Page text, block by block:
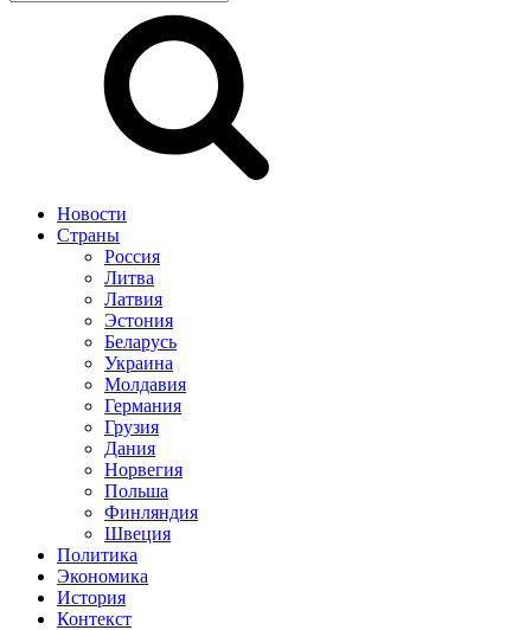
Новости
Страны
Россия
Литва
Латвия
Эстония
Беларусь
Украина
Молдавия
Германия
Грузия
Дания
Норвегия
Польша
Финляндия
Швеция
Политика
Экономика
История
Контекст